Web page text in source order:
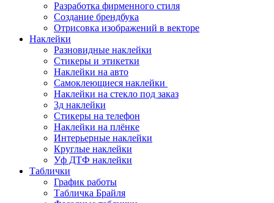
Разработка фирменного стиля
Создание брендбука
Отрисовка изображений в векторе
Наклейки
Разновидные наклейки
Стикеры и этикетки
Наклейки на авто
Самоклеющиеся наклейки
Наклейки на стекло под заказ
3д наклейки
Cтикеры на телефон
Наклейки на плёнке
Интерьерные наклейки
Круглые наклейки
Уф ДТФ наклейки
Таблички
График работы
Табличка Брайля